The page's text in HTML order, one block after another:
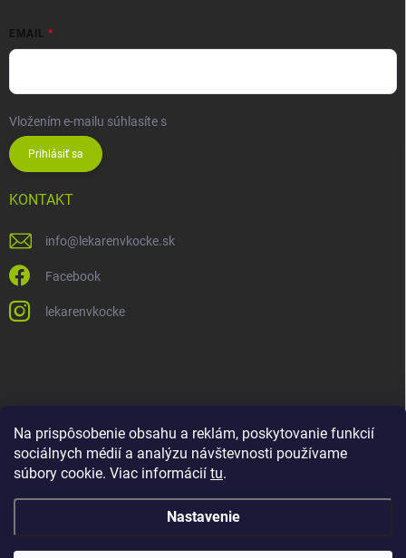
Na prispôsobenie obsahu a reklám, poskytovanie funkcií
sociálnych médií a analýzu návštevnosti používame
súbory cookie. Viac informácií tu.
Nastavenie
EMAIL
Vložením e-mailu súhlasíte s
Prihlásiť sa
KONTAKT
info@lekarenvkocke.sk
Facebook
lekarenvkocke